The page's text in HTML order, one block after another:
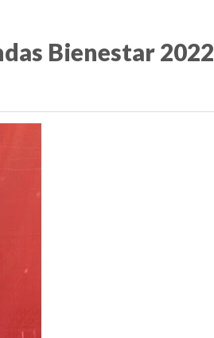
Bienestar 2022